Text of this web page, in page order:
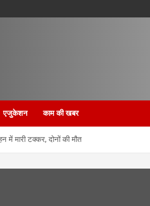
एजुकेशन काम की खबर
में मारी टक्कर, दोनों की मौत